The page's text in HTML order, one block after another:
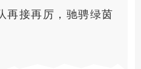
再接再厉，驰骋绿茵